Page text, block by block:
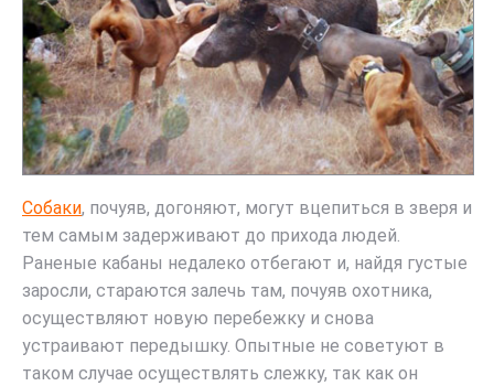
Собаки, почуяв, догоняют, могут вцепиться в зверя и
тем самым задерживают до прихода людей.
Раненые кабаны недалеко отбегают и, найдя густые
заросли, стараются залечь там, почуяв охотника,
осуществляют новую перебежку и снова
устраивают передышку. Опытные не советуют в
таком случае осуществлять слежку, так как он